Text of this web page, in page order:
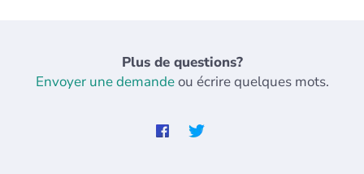
Plus de questions?
Envoyer une demandeou écrire quelques mots.